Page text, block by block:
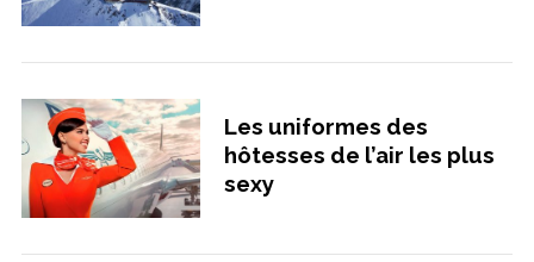
Les uniformes des
hôtesses de l’air les plus
sexy